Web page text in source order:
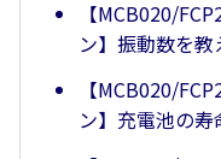
【MCB020/
ン】振動数を
【MCB020/
ン】充電池の